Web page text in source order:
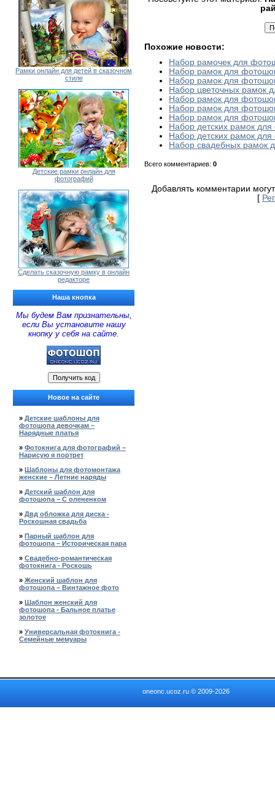
Рамки онлайн для детей в сказочном
стиле
Детские рамки онлайн для
фотографий
Сделать сказочную рамку в онлайн
редакторе
Наша кнопка
Мы будем Вам признательны,
если Вы установите нашу
кнопку у себя на сайте.
Новое на сайте
» Детские шаблоны для
фотошопа девочкам –
Нарядные платья
» Фотокнига для фотографий –
Нарисую я портрет
» Шаблоны для фотомонтажа
женские – Летние наряды
» Детский шаблон для
фотошопа – С олененком
» Двд обложка для диска -
Роскошная свадьба
» Парный шаблон для
фотошопа – Историческая пара
» Свадебно-романтическая
фотокнига - Роскошь
» Женский шаблон для
фотошопа – Винтажное фото
» Шаблон женский для
фотошопа - Бальное платье
золотое
» Универсальная фотокнига -
Семейные мемуары
Похожие новости:
Набор рамочек для
Набор рамок для
Набор рамок для
Набор цветочных рамок
Набор рамок для
Набор рамок для
Набор рамок для
Набор детских рамок
Набор детских рамок
Набор свадебных рамок
Всего комментариев: 0
Добавлять комментарии
[
oneonc.ucoz.ru © 2009-2026